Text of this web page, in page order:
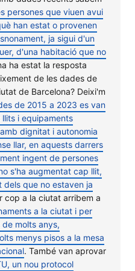
persones que viuen avui
han estat o provenen
ja sigui d'un
d'una habitació que no
ha estat la resposta
de les dades de
de Barcelona? Deixi'm
de 2015 a 2023 es van
i equipaments
dignitat i autonomia
llar, en aquests darrers
ingent de persones
s'ha augmentat cap llit,
que no estaven ja
cop a la ciutat arribem a
a la ciutat i per
molts anys,
menys pisos a la mesa
. També van aprovar
un nou protocol